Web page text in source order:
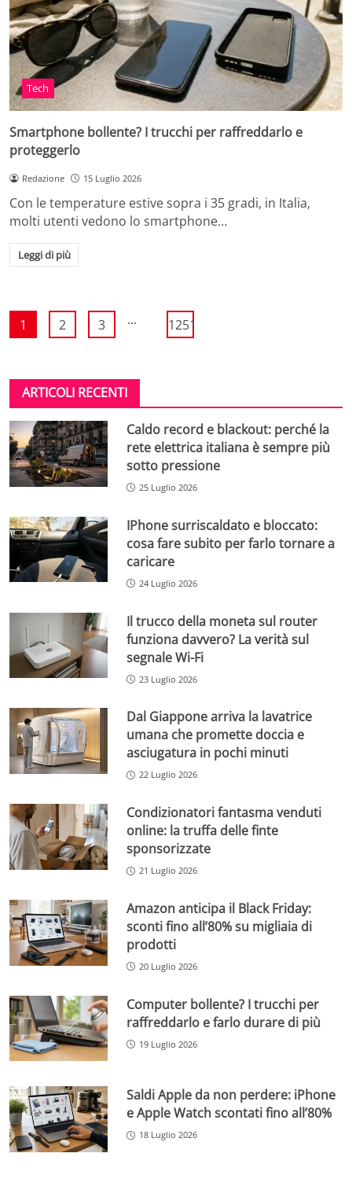
Tech
Smartphone bollente? I trucchi per raffreddarlo e
proteggerlo
Redazione 15 Luglio 2026
Con le temperature estive sopra i 35 gradi, in Italia,
molti utenti vedono lo smartphone…
Leggi di più
1 2 3 ... 1251
ARTICOLI RECENTI
Caldo record e blackout: perché la
rete elettrica italiana è sempre più
sotto pressione
25 Luglio 2026
IPhone surriscaldato e bloccato:
cosa fare subito per farlo tornare a
caricare
24 Luglio 2026
Il trucco della moneta sul router
funziona davvero? La verità sul
segnale Wi-Fi
23 Luglio 2026
Dal Giappone arriva la lavatrice
umana che promette doccia e
asciugatura in pochi minuti
22 Luglio 2026
Condizionatori fantasma venduti
online: la truffa delle finte
sponsorizzate
21 Luglio 2026
Amazon anticipa il Black Friday:
sconti fino all’80% su migliaia di
prodotti
20 Luglio 2026
Computer bollente? I trucchi per
raffreddarlo e farlo durare di più
19 Luglio 2026
Saldi Apple da non perdere: iPhone
e Apple Watch scontati fino all’80%
18 Luglio 2026